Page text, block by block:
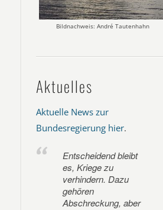
Bildnachweis: André Tautenhahn
Aktuelles
Aktuelle News zur
Bundesregierung hier.
Entscheidend bleibt
es, Kriege zu
verhindern. Dazu
gehören
Abschreckung, aber